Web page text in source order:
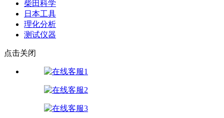
柴田科学
日本工具
理化分析
测试仪器
点击关闭